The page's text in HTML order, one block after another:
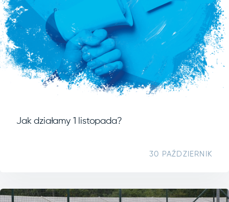
Jak działamy 1 listopada?
30 PAŹDZIERNIK